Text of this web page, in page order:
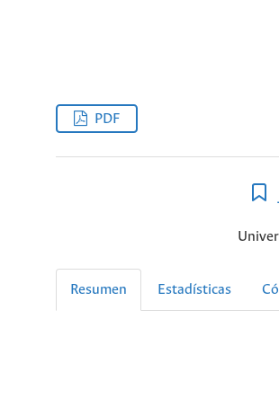
PDF
Resumen Estadísticas